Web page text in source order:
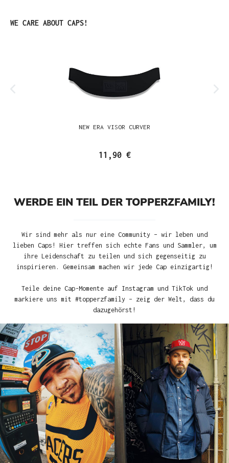
Produktgalerie überspringen
WE CARE ABOUT CAPS!
NEW ERA VISOR CURVER
11,90 €
WERDE EIN TEIL DER TOPPERZFAMILY!
Wir sind mehr als nur eine Community – wir leben und
lieben Caps! Hier treffen sich echte Fans und Sammler, um
ihre Leidenschaft zu teilen und sich gegenseitig zu
inspirieren. Gemeinsam machen wir jede Cap einzigartig!
Teile deine Cap-Momente auf Instagram und TikTok und
markiere uns mit #topperzfamily – zeig der Welt, dass du
dazugehörst!